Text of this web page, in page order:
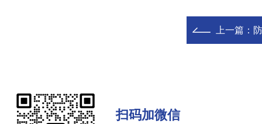
上一篇：
扫码加微信